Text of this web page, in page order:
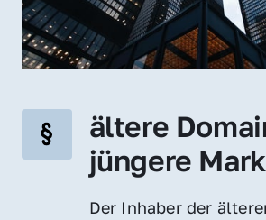
ältere
jüngere
Der Inhaber der